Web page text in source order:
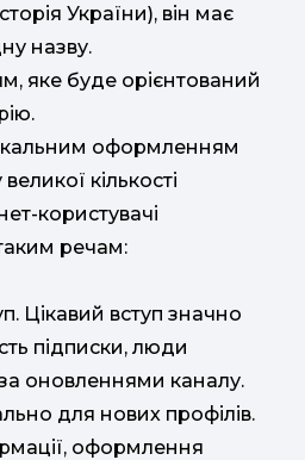
України), він має
назву.
яке буде орієнтований
оформленням
кількості
користувачі
речам:
Цікавий вступ значно
підписки, люди
оновленнями каналу.
для нових профілів.
оформлення